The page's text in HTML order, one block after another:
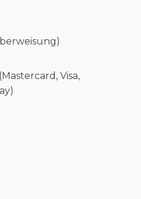
(Mastercard, Visa,